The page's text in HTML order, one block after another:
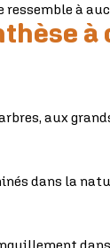
ressemble à
à
aux
dans la